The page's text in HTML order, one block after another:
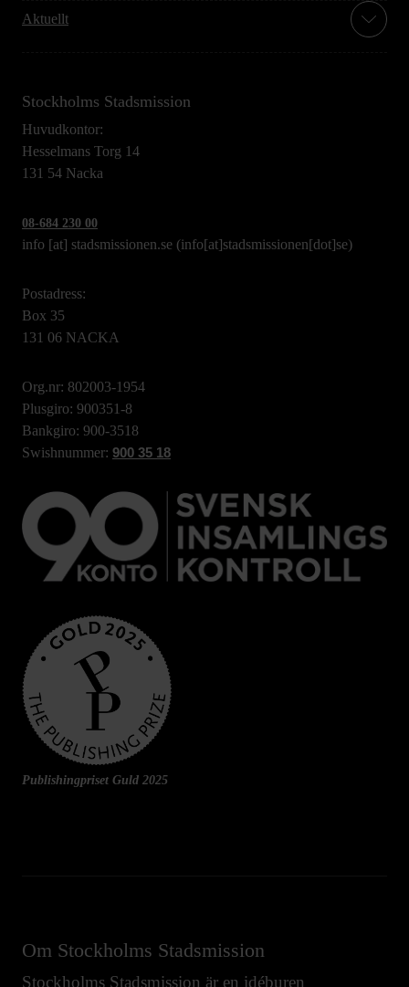
Aktuellt
Stockholms Stadsmission
Huvudkontor:
Hesselmans Torg 14
131 54 Nacka
08-684 230 00
info [at] stadsmissionen.se (info[at]stadsmissionen[dot]se)
Postadress:
Box 35
131 06 NACKA
Org.nr: 802003-1954
Plusgiro: 900351-8
Bankgiro: 900-3518
Swishnummer: 900 35 18
Publishingpriset Guld 2025
Om Stockholms Stadsmission
Stockholms Stadsmission är en idéburen